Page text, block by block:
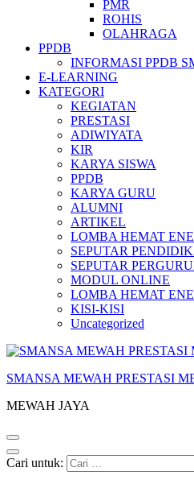
PMR
ROHIS
OLAHRAGA
PPDB
INFORMASI PPDB
E-LEARNING
KATEGORI
KEGIATAN
PRESTASI
ADIWIYATA
KIR
KARYA SISWA
PPDB
KARYA GURU
ALUMNI
ARTIKEL
LOMBA HEMAT
SEPUTAR
SEPUTAR
MODUL ONLINE
LOMBA HEMAT
KISI-KISI
Uncategorized
SMANSA MEWAH PRESTASI
MEWAH JAYA
Cari untuk: